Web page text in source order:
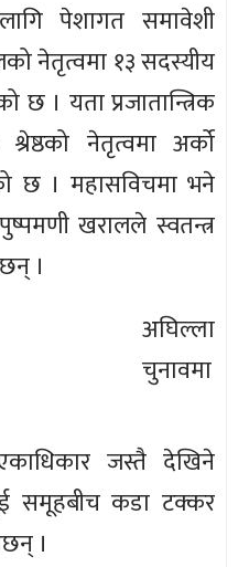
पेशागत समावेशी
नेतृत्वमा १३ सदस्यीय
छ । यता प्रजातान्त्रिक
नेतृत्वमा अर्को
छ । महासविचमा भने
खरालले स्वतन्त्र
।
अघिल्ला
चुनावमा
जस्तै देखिने
समूहबीच कडा टक्कर
।